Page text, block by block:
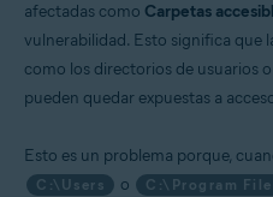
afectadas como Carpetas
vulnerabilidad. Esto significa que
como los directorios de usuarios
pueden quedar expuestas a
Esto es un problema porque,
C:\Users o C:\Program